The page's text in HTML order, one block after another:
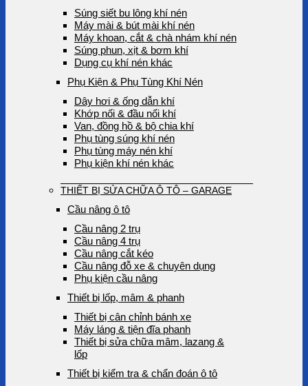
Súng siết bu lông khí nén
Máy mài & bút mài khí nén
Máy khoan, cắt & chà nhám khí nén
Súng phun, xịt & bơm khí
Dụng cụ khí nén khác
Phụ Kiện & Phụ Tùng Khí Nén
Dây hơi & ống dẫn khí
Khớp nối & đầu nối khí
Van, đồng hồ & bộ chia khí
Phụ tùng súng khí nén
Phụ tùng máy nén khí
Phụ kiện khí nén khác
THIẾT BỊ SỬA CHỮA Ô TÔ – GARAGE
Cầu nâng ô tô
Cầu nâng 2 trụ
Cầu nâng 4 trụ
Cầu nâng cắt kéo
Cầu nâng đỗ xe & chuyên dụng
Phụ kiện cầu nâng
Thiết bị lốp, mâm & phanh
Thiết bị cân chỉnh bánh xe
Máy láng & tiện đĩa phanh
Thiết bị sửa chữa mâm, lazang &
lốp
Thiết bị kiểm tra & chẩn đoán ô tô